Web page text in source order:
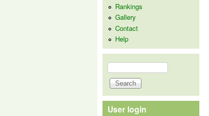
Rankings
Gallery
Contact
Help
Search form
Search
User login